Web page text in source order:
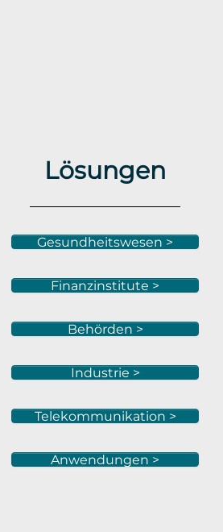
Lösungen
Gesundheitswesen >
Finanzinstitute >
Behörden >
Industrie >
Telekommunikation >
Anwendungen >